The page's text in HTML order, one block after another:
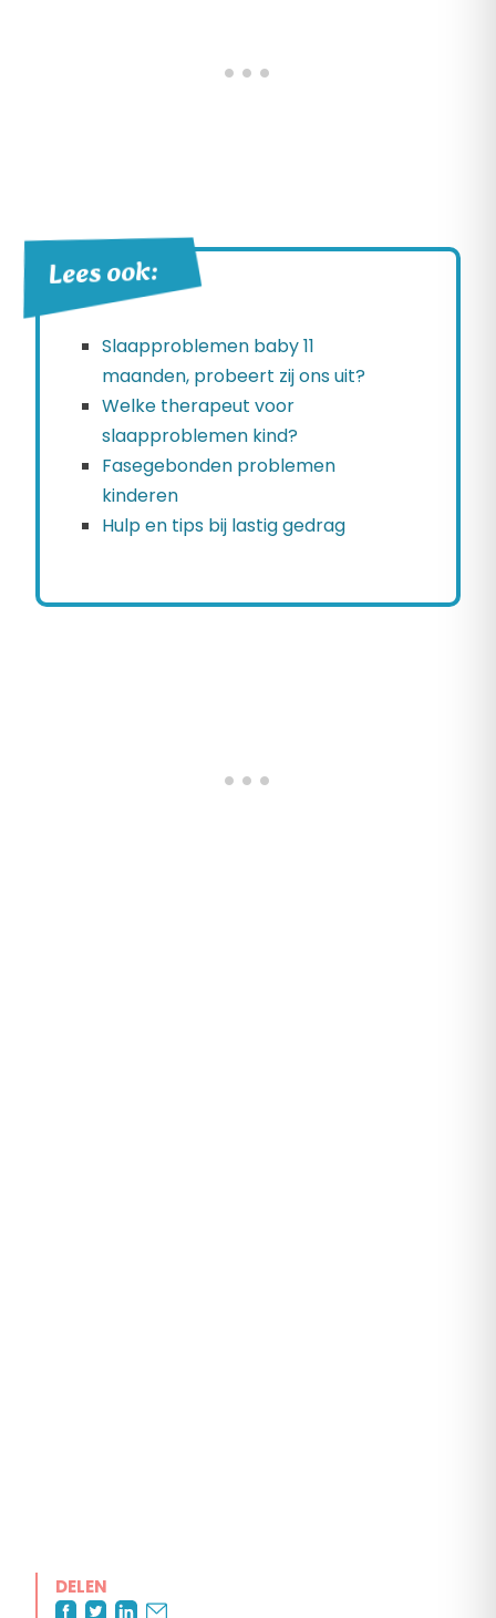
Lees ook:
Slaapproblemen baby 11
maanden, probeert zij ons uit?
Welke therapeut voor
slaapproblemen kind?
Fasegebonden problemen
kinderen
Hulp en tips bij lastig gedrag
DELEN